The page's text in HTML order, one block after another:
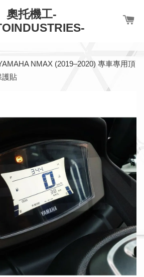
奧托機工-
NMAX (2019–2020) 專車專用頂
護貼